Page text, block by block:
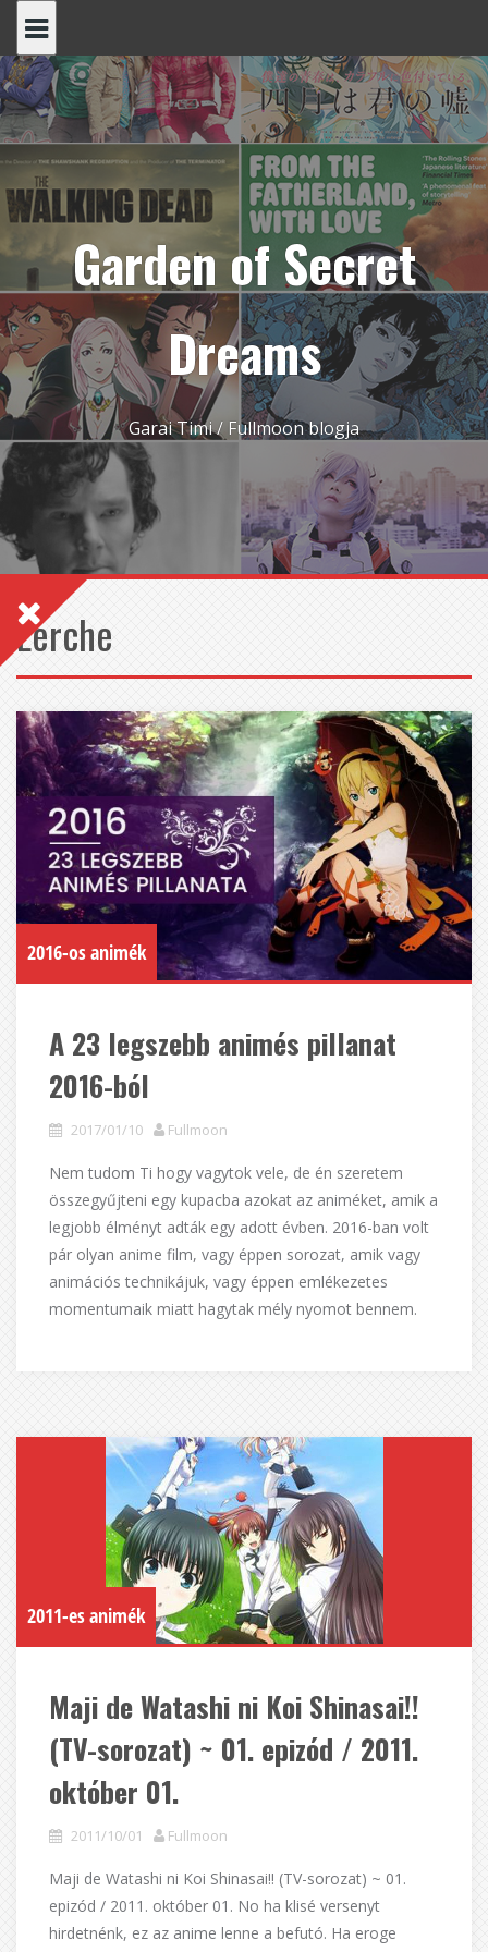
content
Garden of Secret
Dreams
Garai Timi / Fullmoon blogja
Lerche
2016-os animék
A 23 legszebb animés pillanat
2016-ból
2017/01/10 Fullmoon
Nem tudom Ti hogy vagytok vele, de én szeretem
összegyűjteni egy kupacba azokat az animéket, amik a
legjobb élményt adták egy adott évben. 2016-ban volt
pár olyan anime film, vagy éppen sorozat, amik vagy
animációs technikájuk, vagy éppen emlékezetes
momentumaik miatt hagytak mély nyomot bennem.
2011-es animék
Maji de Watashi ni Koi Shinasai!!
(TV-sorozat) ~ 01. epizód / 2011.
október 01.
2011/10/01 Fullmoon
Maji de Watashi ni Koi Shinasai!! (TV-sorozat) ~ 01.
epizód / 2011. október 01. No ha klisé versenyt
hirdetnénk, ez az anime lenne a befutó. Ha eroge